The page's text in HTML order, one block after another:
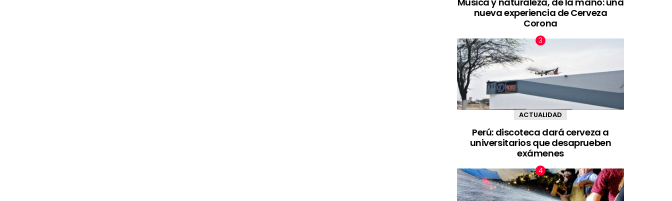
nueva experiencia de Cerveza
Corona
ACTUALIDAD
Perú: discoteca dará cerveza a
universitarios que desaprueben
exámenes